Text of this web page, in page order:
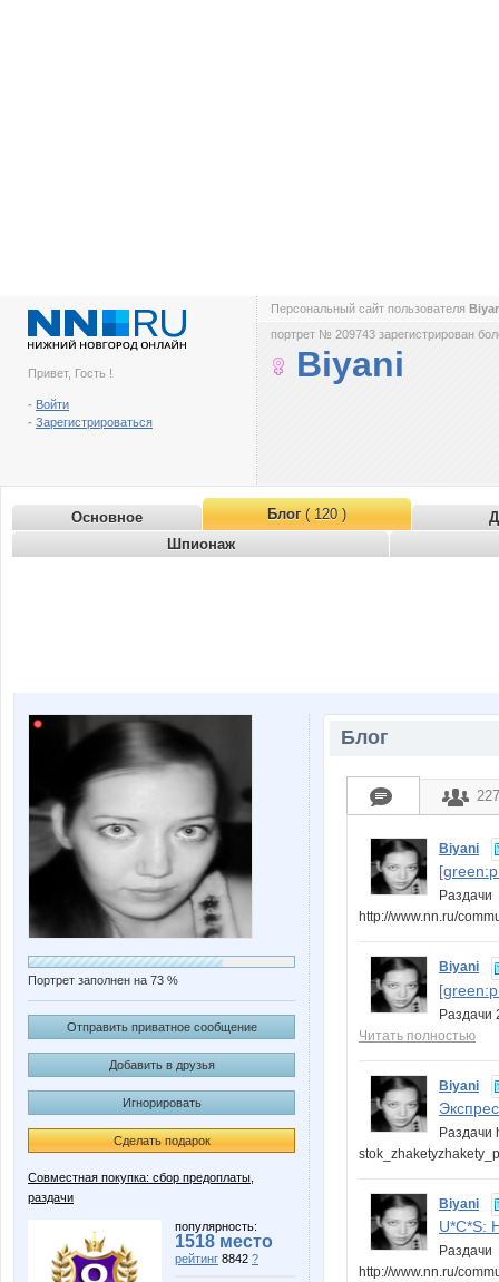
Привет, Гость !
- Войти
- Зарегистрироваться
Персональный сайт пользователя
портрет № 209743 зарегистрирован
Biyani
Основное Блог( 120 )
Шпионаж
Портрет заполнен на 73 %
Отправить приватное сообщение
Добавить в друзья
Игнорировать
Сделать подарок
Совместная покупка: сбор предоплаты,
раздачи
популярность:
1518 место
рейтинг 8842 ?
Блог
Biyani
Раздачи
http://www.nn.ru/
Biyani
Раздачи
Читать полностью
Biyani
Раздачи
Biyani
U*C*S:
Раздачи
http://www.nn.ru/